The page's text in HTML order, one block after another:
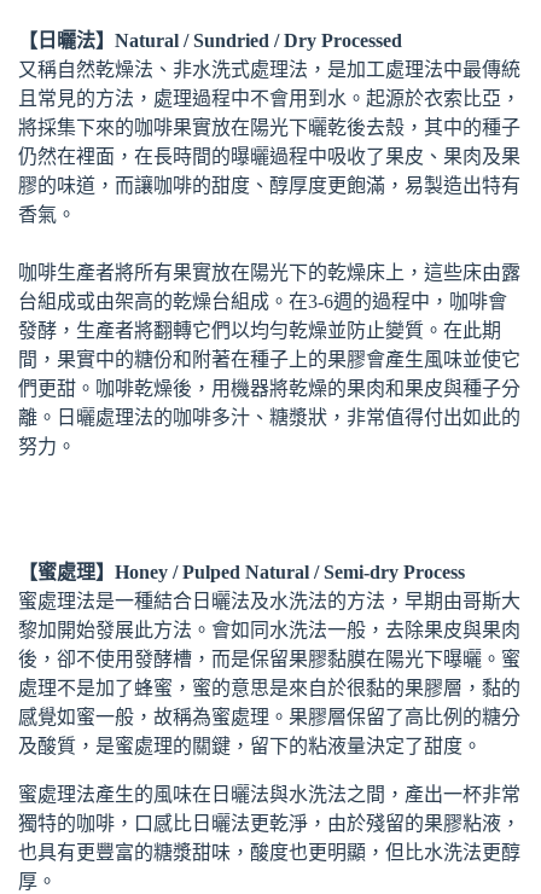
【日曬法】Natural / Sundried / Dry Processed
又稱自然乾燥法、非水洗式處理法，是加工處理法中最傳統
且常見的方法，處理過程中不會用到水。起源於衣索比亞，
將採集下來的咖啡果實放在陽光下曬乾後去殼，其中的種子
仍然在裡面，在長時間的曝曬過程中吸收了果皮、果肉及果
膠的味道，而讓咖啡的甜度、醇厚度更飽滿，易製造出特有
香氣。
咖啡生產者將所有果實放在陽光下的乾燥床上，這些床由露
台組成或由架高的乾燥台組成。在3-6週的過程中，咖啡會
發酵，生產者將翻轉它們以均勻乾燥並防止變質。在此期
間，果實中的糖份和附著在種子上的果膠會產生風味並使它
們更甜。咖啡乾燥後，用機器將乾燥的果肉和果皮與種子分
離。日曬處理法的咖啡多汁、糖漿狀，非常值得付出如此的
努力。
【蜜處理】Honey / Pulped Natural / Semi-dry Process
蜜處理法是一種結合日曬法及水洗法的方法，早期由哥斯大
黎加開始發展此方法。會如同水洗法一般，去除果皮與果肉
後，卻不使用發酵槽，而是保留果膠黏膜在陽光下曝曬。蜜
處理不是加了蜂蜜，蜜的意思是來自於很黏的果膠層，黏的
感覺如蜜一般，故稱為蜜處理。果膠層保留了高比例的糖分
及酸質，是蜜處理的關鍵，留下的粘液量決定了甜度。
蜜處理法產生的風味在日曬法與水洗法之間，產出一杯非常
獨特的咖啡，口感比日曬法更乾淨，由於殘留的果膠粘液，
也具有更豐富的糖漿甜味，酸度也更明顯，但比水洗法更醇
厚。